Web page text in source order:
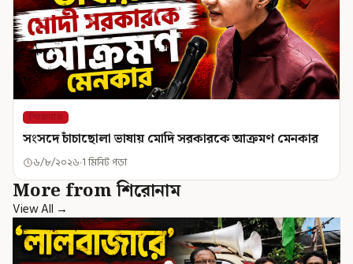
শিরোনাম
সংসদে চাঁচাছোলা ভাষায় মোদি সরকারকে আক্রমণ মেনকার
৬/৮/২০২৬ 1 মিনিট পড়া
More from শিরোনাম
View All →